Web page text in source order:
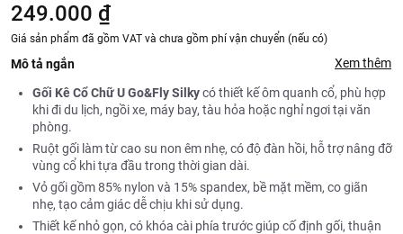
249.000 ₫
Giá sản phẩm đã gồm VAT và chưa gồm phí vận chuyển (nếu có)
Mô tả ngắn Xem thêm
Gối Kê Cổ Chữ U Go&Fly Silkycó thiết kế ôm quanh cổ, phù hợp
khi đi du lịch, ngồi xe, máy bay, tàu hỏa hoặc nghỉ ngơi tại văn
phòng.
Ruột gối làm từ cao su non êm nhẹ, có độ đàn hồi, hỗ trợ nâng đỡ
vùng cổ khi tựa đầu trong thời gian dài.
Vỏ gối gồm 85% nylon và 15% spandex, bề mặt mềm, co giãn
nhẹ, tạo cảm giác dễ chịu khi sử dụng.
Thiết kế nhỏ gọn, có khóa cài phía trước giúp cố định gối, thuận